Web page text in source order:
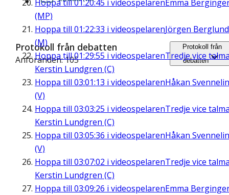
Hoppa till01:20:45 i videospelarenEmma
(MP)
Hoppa till 01:22:33 i videospelarenJörgen Berglund
(M)
Hoppa till01:29:55 i videospelarenTredje vice
Kerstin Lundgren (C)
Hoppa till 03:01:13 i videospelarenHåkan
(V)
Hoppa till 03:03:25 i videospelarenTredje vice
Kerstin Lundgren (C)
Hoppa till 03:05:36 i videospelarenHåkan
(V)
Hoppa till 03:07:02 i videospelarenTredje vice
Kerstin Lundgren (C)
Hoppa till 03:09:26 i videospelarenEmma
Protokoll från debatten
Anföranden: 105
Protokoll från
debatten